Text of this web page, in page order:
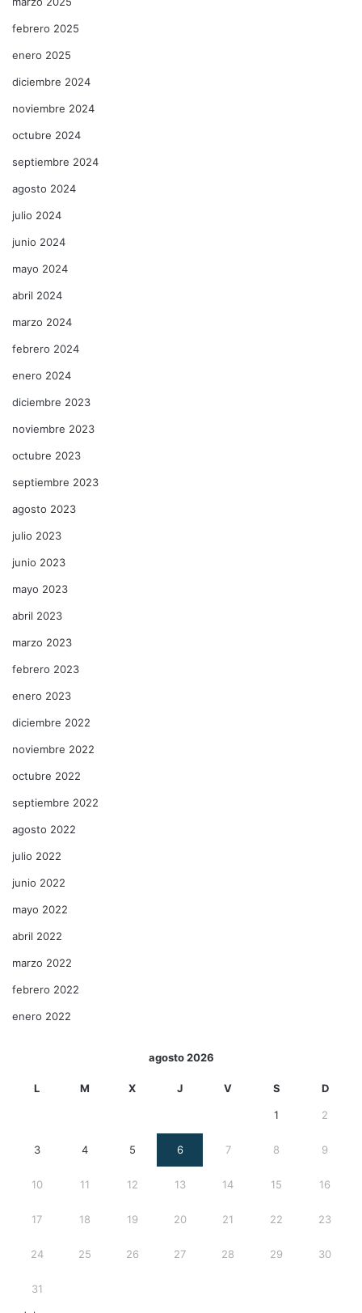
febrero 2025
enero 2025
diciembre 2024
noviembre 2024
octubre 2024
septiembre 2024
agosto 2024
julio 2024
junio 2024
mayo 2024
abril 2024
marzo 2024
febrero 2024
enero 2024
diciembre 2023
noviembre 2023
octubre 2023
septiembre 2023
agosto 2023
julio 2023
junio 2023
mayo 2023
abril 2023
marzo 2023
febrero 2023
enero 2023
diciembre 2022
noviembre 2022
octubre 2022
septiembre 2022
agosto 2022
julio 2022
junio 2022
mayo 2022
abril 2022
marzo 2022
febrero 2022
enero 2022
agosto 2026
L M X J V S D
1 2
3 4 5 6 7 8 9
10 11 12 13 14 15 16
17 18 19 20 21 22 23
24 25 26 27 28 29 30
31